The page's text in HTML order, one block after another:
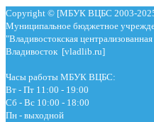
Copyright © [МБУК ВЦБС 2003-
Муниципальное бюджетное
"Владивостокская
Владивосток [vladlib.ru]
Часы работы МБУК ВЦБС:
Вт - Пт 11:00 - 19:00
Сб - Вс 10:00 - 18:00
Пн - выходной